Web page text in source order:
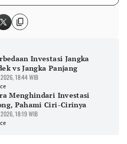
Investasi Jangka
vs Jangka Panjang
18:44 WIB
Menghindari Investasi
Pahami Ciri-Cirinya
18:19 WIB